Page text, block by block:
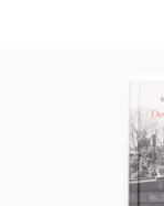
taxe incluse